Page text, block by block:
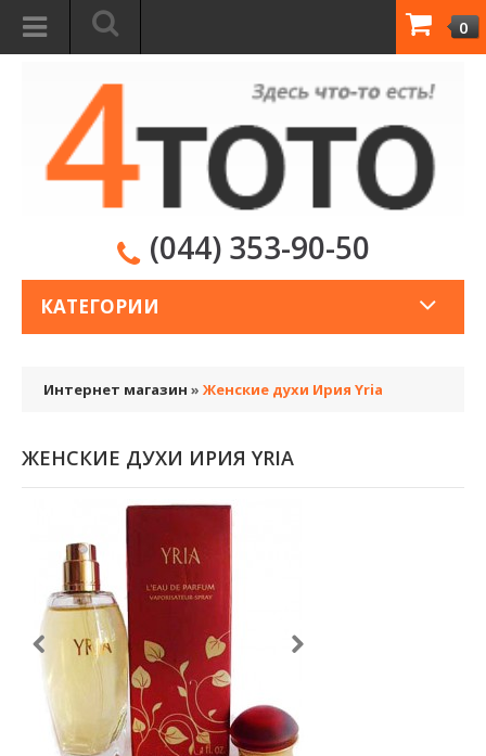
0
(044) 353-90-50
КАТЕГОРИИ
Интернет магазин » Женские духи Ирия Yria
ЖЕНСКИЕ ДУХИ ИРИЯ YRIA